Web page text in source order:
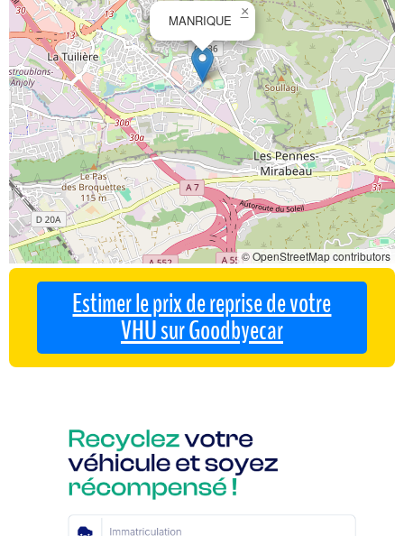
MANRIQUE
×
© OpenStreetMap contributors
Estimer le prix de reprise de votre
VHU sur Goodbyecar